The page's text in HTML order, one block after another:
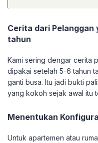
Cerita dari Pelanggan
tahun
Kami sering dengar cerita
dipakai setelah 5-6 tahun
ganti busa. Itu jadi bukti
yang kokoh sejak awal itu
Menentukan
Untuk apartemen atau